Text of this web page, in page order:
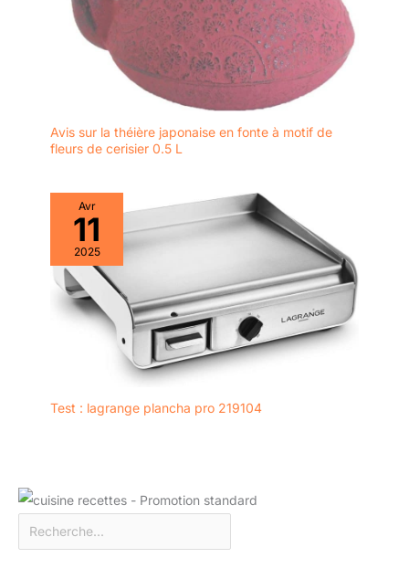
Avis sur la théière japonaise en fonte à motif de
fleurs de cerisier 0.5 L
Avr
11
2025
Test : lagrange plancha pro 219104